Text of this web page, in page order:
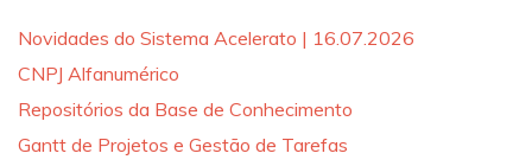
Novidades do Sistema Acelerato | 16.07.2026
CNPJ Alfanumérico
Repositórios da Base de Conhecimento
Gantt de Projetos e Gestão de Tarefas